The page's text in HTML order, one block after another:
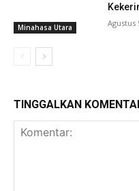
Minahasa Utara Agustus
TINGGALKAN